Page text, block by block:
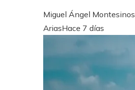
Miguel Ángel Montesinos
AriasHace 7 días